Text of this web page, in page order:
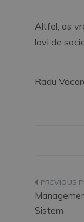
Altfel, as
lovi de
Radu
în
Sistem